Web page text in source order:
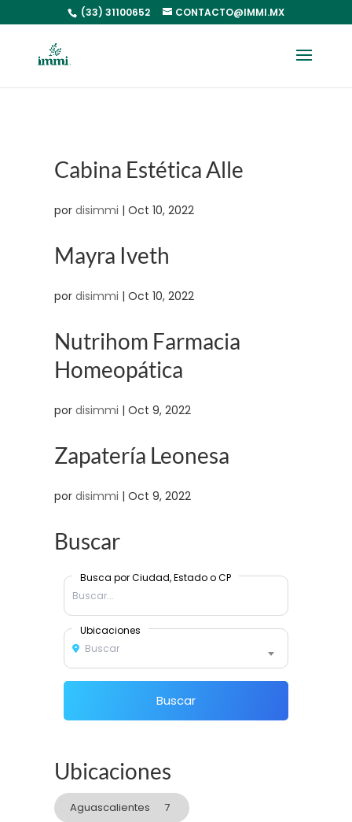
(33) 31100652 CONTACTO@IMMI.MX
Cabina Estética Alle
por disimmi | Oct 10, 2022
Mayra Iveth
por disimmi | Oct 10, 2022
Nutrihom Farmacia
Homeopática
por disimmi | Oct 9, 2022
Zapatería Leonesa
por disimmi | Oct 9, 2022
Buscar
Busca por Ciudad, Estado o CP
Ubicaciones
Buscar
Buscar
Ubicaciones
Aguascalientes 7